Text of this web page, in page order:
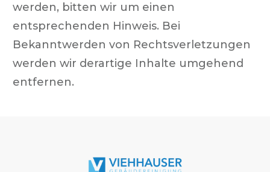
werden, bitten wir um einen
entsprechenden Hinweis. Bei
Bekanntwerden von Rechtsverletzungen
werden wir derartige Inhalte umgehend
entfernen.